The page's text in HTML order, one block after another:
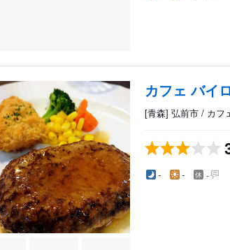
カフェ バイ
[青森] 弘前市 / カフ
- - -